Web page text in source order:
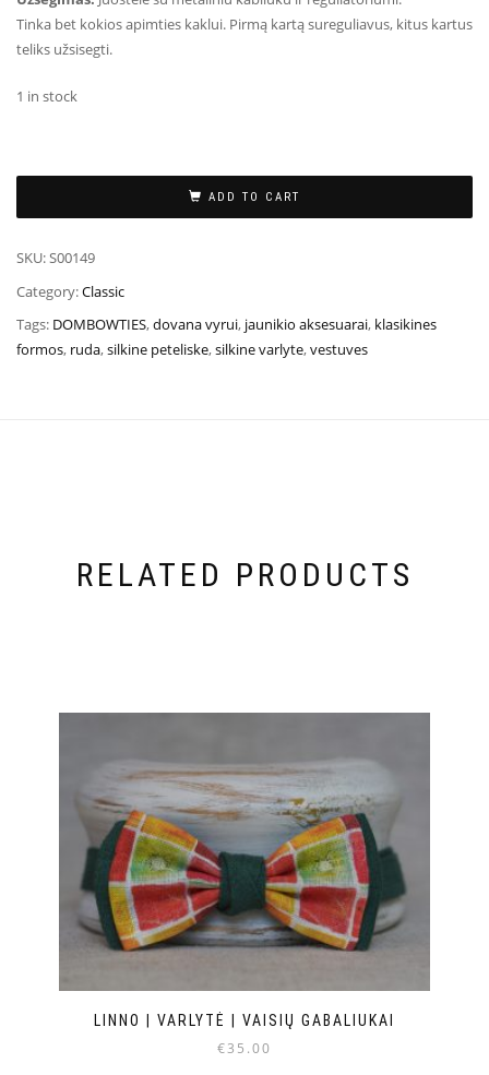
Tinka bet kokios apimties kaklui. Pirmą kartą sureguliavus, kitus kartus
teliks užsisegti.
1 in stock
ADD TO CART
SKU:S00149
Category:Classic
Tags: DOMBOWTIES,dovana vyrui, jaunikio aksesuarai, klasikines
formos, ruda,silkine peteliske,silkine varlyte,vestuves
RELATED PRODUCTS
LINNO | VARLYTĖ | VAISIŲ GABALIUKAI
€35.00